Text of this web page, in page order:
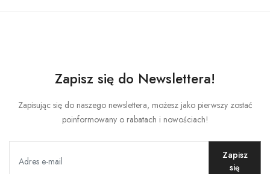
Zapisz się do Newslettera!
Zapisując się do naszego newslettera, możesz jako pierwszy zostać
poinformowany o rabatach i nowościach!
Zapisz
się